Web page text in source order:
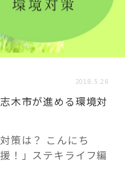
HAREL
リノベ事例
2018.5.26
木市が進める環境対
策は？ こんにち
！」ステキライフ編